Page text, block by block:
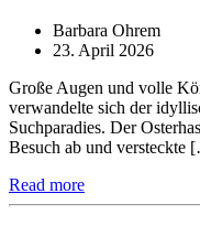
Barbara Ohrem
23. April 2026
Große Augen und volle
verwandelte sich der
Suchparadies. Der
Besuch ab und versteckte
Read more